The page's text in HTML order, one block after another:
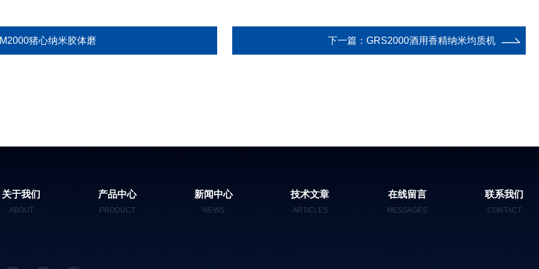
猪心纳米胶体磨 下一篇： GRS2000酒用香精纳米均质机
关于我们
ABOUT
产品中心
PRODUCT
新闻中心
NEWS
技术文章
ARTICLES
在线留言
MESSAGES
联系我们
CONTACT